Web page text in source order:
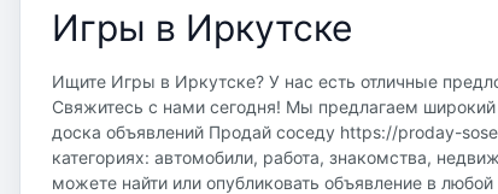
Игры в Иркутске
Ищите Игры в Иркутске? У нас есть отличные
Свяжитесь с нами сегодня! Мы предлагаем широкий
доска объявлений Продай соседу https://proday-
категориях: автомобили, работа, знакомства,
можете найти или опубликовать объявление в